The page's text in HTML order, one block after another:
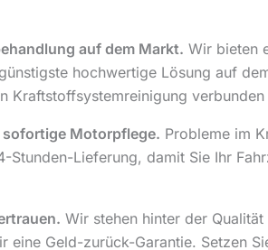
auf dem Markt. Wir bieten
hochwertige Lösung auf
Kraftstoffsystemreinigung verbunden
Motorpflege. Probleme im
Lieferung, damit Sie Ihr
Wir stehen hinter der
eine Geld-zurück-Garantie. Setzen